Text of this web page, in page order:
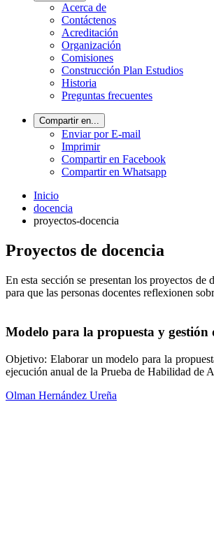
Acerca de
Contáctenos
Acreditación
Organización
Comisiones
Construcción Plan Estudios
Historia
Preguntas frecuentes
Compartir en...
Enviar por E-mail
Imprimir
Compartir en Facebook
Compartir en Whatsapp
Inicio
docencia
proyectos-docencia
Proyectos de docencia
En esta sección se presentan los proyectos
para que las personas docentes reflexionen
Modelo para la propuesta y gestión
Objetivo: Elaborar un modelo para la
ejecución anual de la Prueba de Habilidad de
Olman Hernández Ureña